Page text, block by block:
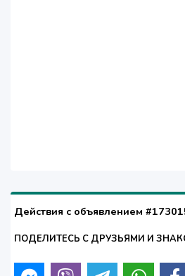
Действия с объявлением
ПОДЕЛИТЕСЬ С ДРУЗЬЯМИ И